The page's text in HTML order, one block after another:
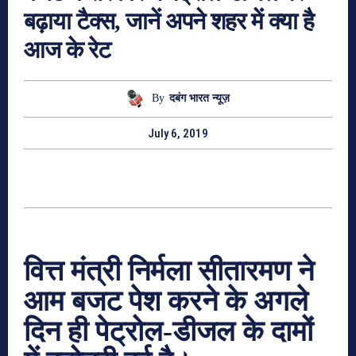
बढ़ाया टैक्स, जानें अपने शहर में क्या है
आज के रेट
By दबंग भारत न्यूज़
July 6, 2019
वित्त मंत्री निर्मला सीतारमण ने
आम बजट पेश करने के अगले
दिन ही पेट्रोल-डीजल के दामों